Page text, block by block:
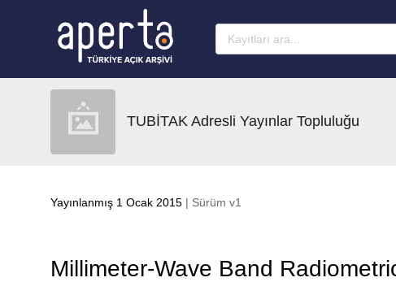
TUBİTAK Adresli Yayınlar Topluluğu
Yayınlanmış 1 Ocak 2015 | Sürüm v1
Millimeter-Wave Band